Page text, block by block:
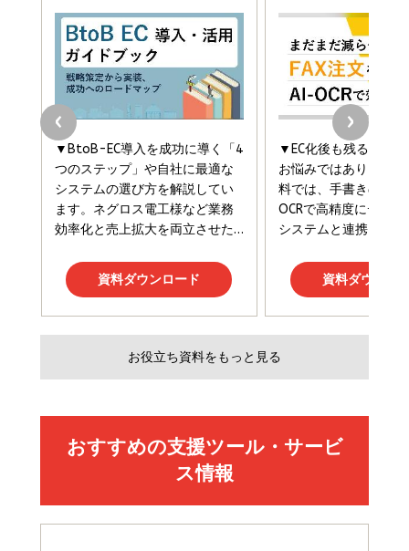
Brand Shift(ブランド・シフト): 「信頼」で選ばれ
る時代の成長戦略
￥2,420
マーケティングの真実 P&G・グリコで学んだ失敗
と成長の法則
￥2,200
Amazonランキングをもっと見る
￥880
ママ投資家が育休中に１億貯めた株式投資
￥1,870
組織の成果を最大化する ルールのデザイン
￥1,980
Amazonランキングをもっと見る
影響力の武器［新版］：人を動かす七つの原理
￥3,190
フィードバック経営 「沈黙の組織」から「高め合う
組織」へ
Amazonランキングをもっと見る